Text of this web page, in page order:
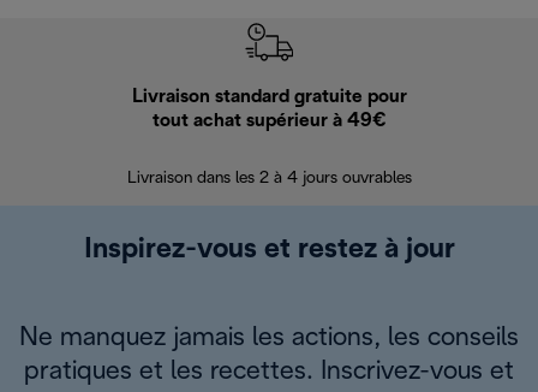
Livraison standard gratuite pour
tout achat supérieur à 49€
Livraison dans les 2 à 4 jours ouvrables
Inspirez-vous et restez à jour
Ne manquez jamais les actions, les conseils
pratiques et les recettes. Inscrivez-vous et